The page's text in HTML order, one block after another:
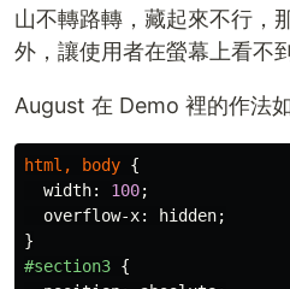
山不轉路轉，藏起來不行，
外，讓使用者在螢幕上看不
August 在 Demo 裡的作法如
html , body {
width: 100;
overflow-x: hidden;
}
#section3 {